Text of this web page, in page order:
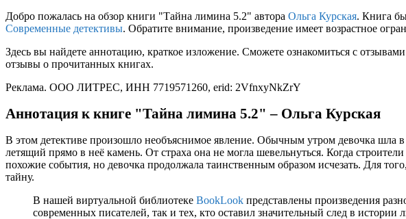
Добро пожалась на обзор книги "Тайна лимина 5.2" автора Ольга Курская. Книга
Современные детективы. Обратите внимание, произведение имеет возрастное
Здесь вы найдете аннотацию, краткое изложение. Сможете ознакомиться с
отзывы о прочитанных книгах.
Реклама. ООО ЛИТРЕС, ИНН 7719571260, erid: 2VfnxyNkZrY
Аннотация к книге "Тайна лимина 5.2" – Ольга Курская
В этом детективе произошло необъяснимое явление. Обычным утром девочка шла
летящий прямо в неё камень. От страха она не могла шевельнуться. Когда
похожие события, но девочка продолжала таинственным образом исчезать. Для
тайну.
В нашей виртуальной библиотеке BookLook представлены произведения
современных писателей, так и тех, кто оставил значительный след в истории